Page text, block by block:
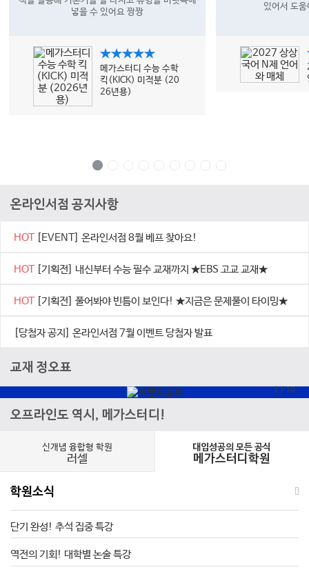
넣을 수 있어요 짱짱
★★★★★
메가스터디 수능 수학
킥(KICK) 미적분 (20
26년용)
있어서 도
온라인서점 공지사항
HOT[EVENT] 온라인서점 8월 베프 찾아요!
HOT[기획전] 내신부터 수능 필수 교재까지 ★EBS 고교 교재★
HOT[기획전] 풀어봐야 빈틈이 보인다! ★지금은 문제풀이 타이밍★
[당첨자 공지] 온라인서점 7월 이벤트 당첨자 발표
교재 정오표
1 / 10
오프라인도 역시, 메가스터디!
신개념 융합형 학원
러셀
대입성공의 모든 공식
메가스터디학원
학원소식
단기 완성! 추석 집중 특강
역전의 기회! 대학별 논술 특강